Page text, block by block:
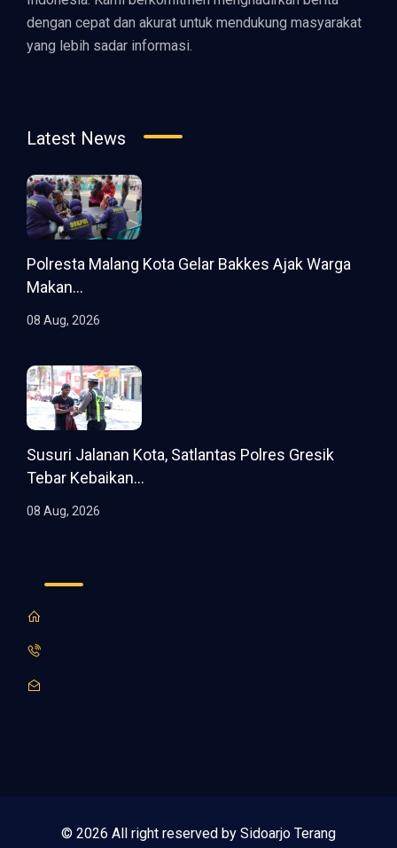
dengan cepat dan akurat untuk mendukung masyarakat
yang lebih sadar informasi.
Latest News
Polresta Malang Kota Gelar Bakkes Ajak Warga
Makan...
08 Aug, 2026
Susuri Jalanan Kota, Satlantas Polres Gresik
Tebar Kebaikan...
08 Aug, 2026
© 2026 All right reserved by Sidoarjo Terang